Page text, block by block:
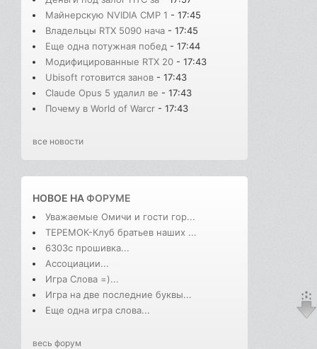
Майнерскую NVIDIA CMP 1 - 17:45
Владельцы RTX 5090 нача - 17:45
Еще одна потужная побед - 17:44
Модифицированные RTX 20 - 17:43
Ubisoft готовится занов - 17:43
Claude Opus 5 удалил ве - 17:43
Почему в World of Warcr - 17:43
все новости
НОВОЕ НАФОРУМЕ
Уважаемые Омичи и гости гор...
ТЕРЕМОК-Клуб братьев наших ...
6303с прошивка...
Ассоциации...
Игра Слова =)...
Игра на две последние буквы...
Еще одна игра слова...
весь форум